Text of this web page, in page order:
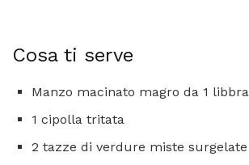
Cosa ti serve
Manzo macinato magro da 1 libbra
1 cipolla tritata
2 tazze di verdure miste surgelate